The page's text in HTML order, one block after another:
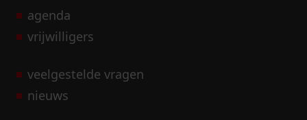
agenda
vrijwilligers
veelgestelde vragen
nieuws